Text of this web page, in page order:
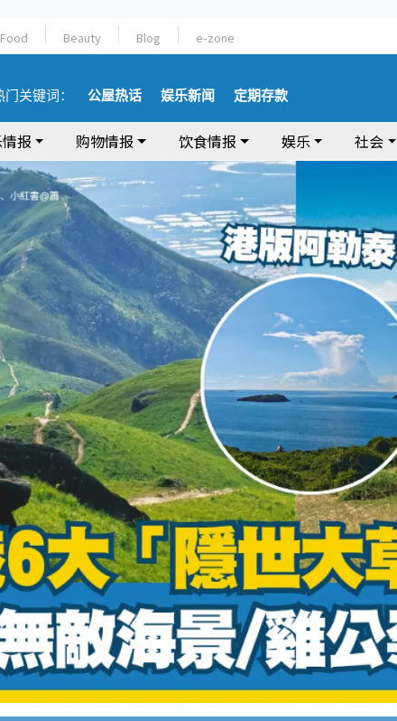
Food Beauty Blog e-zone
门关键词： 公屋热话 娱乐新闻 定期存款
报 购物情报 饮食情报 娱乐 社会